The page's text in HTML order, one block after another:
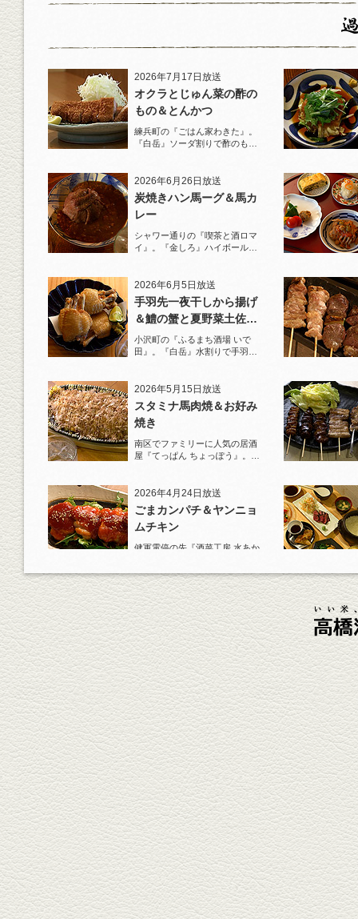
2026年7月17日放送
オクラとじゅん菜の酢の
もの＆とんかつ
練兵町の『ごはん家わきた』。
『白岳』ソーダ割りで酢のもの
2026年6月26日放送
炭焼きハン馬ーグ＆馬カ
レー
シャワー通りの『喫茶と酒ロマ
イ』。『金しろ』ハイボールで
2026年6月5日放送
手羽先一夜干しから揚げ
＆鱧の蟹と夏野菜土佐酢
ジュレがけ
小沢町の『ふるまち酒場 いで
田』。『白岳』水割りで手羽先
2026年5月15日放送
スタミナ馬肉焼＆お好み
焼き
南区でファミリーに人気の居酒
屋『てっぱん ちょっぽう』。王
2026年4月24日放送
ごまカンパチ＆ヤンニョ
ムチキン
健軍電停の先『酒菜工房 水あか
杯！まずは『ごまカンパチ』を
肴に。
2026年4月3日放送
元祖 鶏焼売＆牛テールの
土鍋めし
健軍電停そば『湯気立つ料理』
が名物の『yuge(ゆげ)』へ。
『白岳』を使った『旨み緑茶
割』で乾杯！
2026年3月13日放送
焼鳥おまかせ８本
健軍自衛隊通り『焼鳥 菖蒲谷』
で最高級の焼鳥を味わう。『銀
しろ...
2026年2月20日放送
1000円で飲めますｾｯﾄ＆
至福のﾊﾑｶﾂ など
東区の健軍電停のそば『居酒屋
食堂いしばしさん家』は、賑や
かでお...
2026年1月30日放送